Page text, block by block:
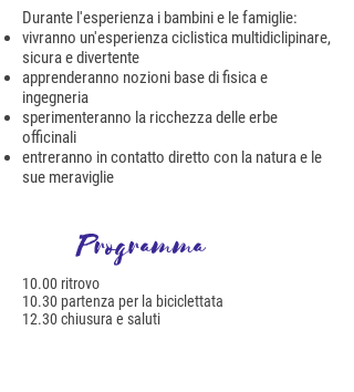
Durante l'esperienza i bambini e le famiglie:
vivranno un'esperienza ciclistica multidiclipinare,
sicura e divertente
apprenderanno nozioni base di fisica e
ingegneria
sperimenteranno la ricchezza delle erbe
officinali
entreranno in contatto diretto con la natura e le
sue meraviglie
Programma
10.00 ritrovo
10.30 partenza per la biciclettata
12.30 chiusura e saluti